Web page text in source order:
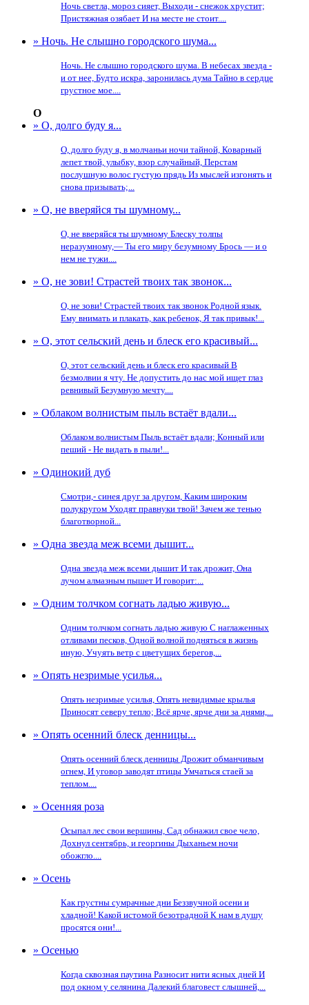
Ночь светла, мороз сияет, Выходи - снежок хрустит;
Пристяжная озябает И на месте не стоит....
» Ночь. Не слышно городского шума...
Ночь. Не слышно городского шума. В небесах звезда -
и от нее, Будто искра, заронилась дума Тайно в сердце
грустное мое....
О
» О, долго буду я...
О, долго буду я, в молчаньи ночи тайной, Коварный
лепет твой, улыбку, взор случайный, Перстам
послушную волос густую прядь Из мыслей изгонять и
снова призывать;...
» О, не вверяйся ты шумному...
О, не вверяйся ты шумному Блеску толпы
неразумному,— Ты его миру безумному Брось — и о
нем не тужи....
» О, не зови! Страстей твоих так звонок...
О, не зови! Страстей твоих так звонок Родной язык.
Ему внимать и плакать, как ребенок, Я так привык!...
» О, этот сельский день и блеск его красивый...
О, этот сельский день и блеск его красивый В
безмолвии я чту. Не допустить до нас мой ищет глаз
ревнивый Безумную мечту....
» Облаком волнистым пыль встаёт вдали...
Облаком волнистым Пыль встаёт вдали; Конный или
пеший - Не видать в пыли!...
» Одинокий дуб
Смотри,- синея друг за другом, Каким широким
полукругом Уходят правнуки твой! Зачем же тенью
благотворной...
» Одна звезда меж всеми дышит...
Одна звезда меж всеми дышит И так дрожит, Она
лучом алмазным пышет И говорит:...
» Одним толчком согнать ладью живую...
Одним толчком согнать ладью живую С наглаженных
отливами песков, Одной волной подняться в жизнь
иную, Учуять ветр с цветущих берегов,...
» Опять незримые усилья...
Опять незримые усилья, Опять невидимые крылья
Приносят северу тепло; Всё ярче, ярче дни за днями,...
» Опять осенний блеск денницы...
Опять осенний блеск денницы Дрожит обманчивым
огнем, И уговор заводят птицы Умчаться стаей за
теплом....
» Осенняя роза
Осыпал лес свои вершины, Сад обнажил свое чело,
Дохнул сентябрь, и георгины Дыханьем ночи
обожгло....
» Осень
Как грустны сумрачные дни Беззвучной осени и
хладной! Какой истомой безотрадной К нам в душу
просятся они!...
» Осенью
Когда сквозная паутина Разносит нити ясных дней И
под окном у селянина Далекий благовест слышней,...